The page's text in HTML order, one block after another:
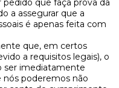
pedido que faça prova da
a assegurar que a
é apenas feita com
que, em certos
a requisitos legais), o
ser imediatamente
poderemos não